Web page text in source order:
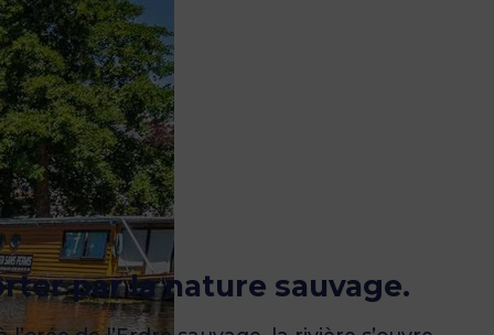
par la nature sauvage.